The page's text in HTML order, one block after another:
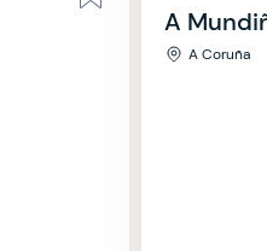
A
A Coruña